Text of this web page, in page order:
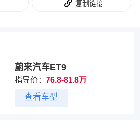
复制链接
蔚来汽车ET9
指导价：76.8-81.8万
查看车型